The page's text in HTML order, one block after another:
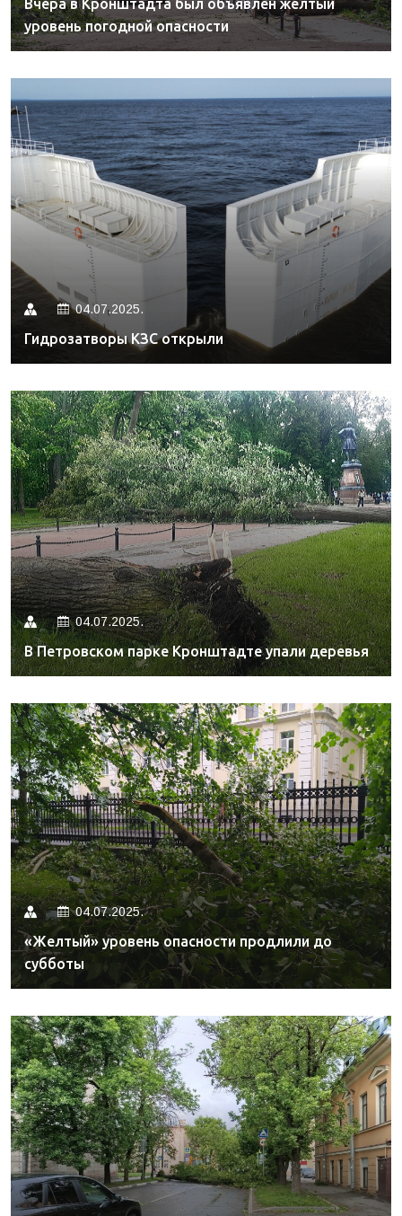
Вчера в Кронштадта был объявлен желтый
уровень погодной опасности
04.07.2025.
Гидрозатворы КЗС открыли
04.07.2025.
В Петровском парке Кронштадте упали деревья
04.07.2025.
«Желтый» уровень опасности продлили до
субботы